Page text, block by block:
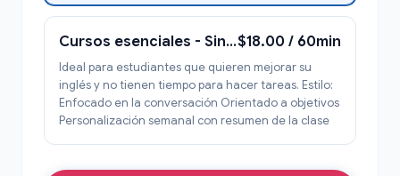
Cursos esenciales - Sin tareas - Conversacional$18.00 / 60min
Ideal para estudiantes que quieren mejorar su
inglés y no tienen tiempo para hacer tareas. Estilo:
Enfocado en la conversación Orientado a objetivos
Personalización semanal con resumen de la clase